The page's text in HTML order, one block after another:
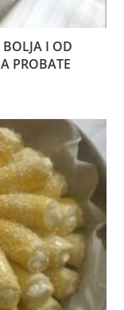
I OD
PROBATE